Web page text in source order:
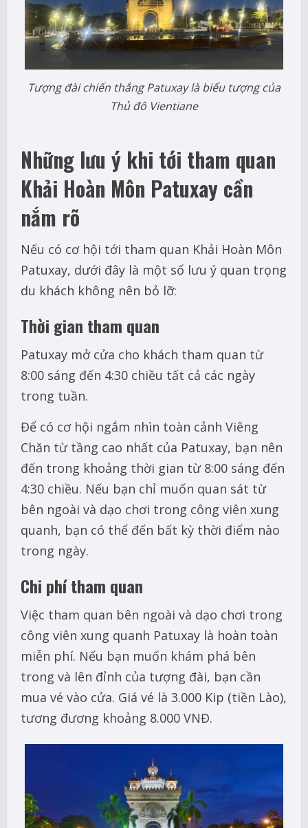
Tượng đài chiến thắng Patuxay là biểu tượng của
Thủ đô Vientiane
Những lưu ý khi tới tham quan
Khải Hoàn Môn Patuxay cần
nắm rõ
Nếu có cơ hội tới tham quan Khải Hoàn Môn
Patuxay, dưới đây là một số lưu ý quan trọng
du khách không nên bỏ lỡ:
Thời gian tham quan
Patuxay mở cửa cho khách tham quan từ
8:00 sáng đến 4:30 chiều tất cả các ngày
trong tuần.
Để có cơ hội ngắm nhìn toàn cảnh Viêng
Chăn từ tầng cao nhất của Patuxay, bạn nên
đến trong khoảng thời gian từ 8:00 sáng đến
4:30 chiều. Nếu bạn chỉ muốn quan sát từ
bên ngoài và dạo chơi trong công viên xung
quanh, bạn có thể đến bất kỳ thời điểm nào
trong ngày.
Chi phí tham quan
Việc tham quan bên ngoài và dạo chơi trong
công viên xung quanh Patuxay là hoàn toàn
miễn phí. Nếu bạn muốn khám phá bên
trong và lên đỉnh của tượng đài, bạn cần
mua vé vào cửa. Giá vé là 3.000 Kip (tiền Lào),
tương đương khoảng 8.000 VNĐ.